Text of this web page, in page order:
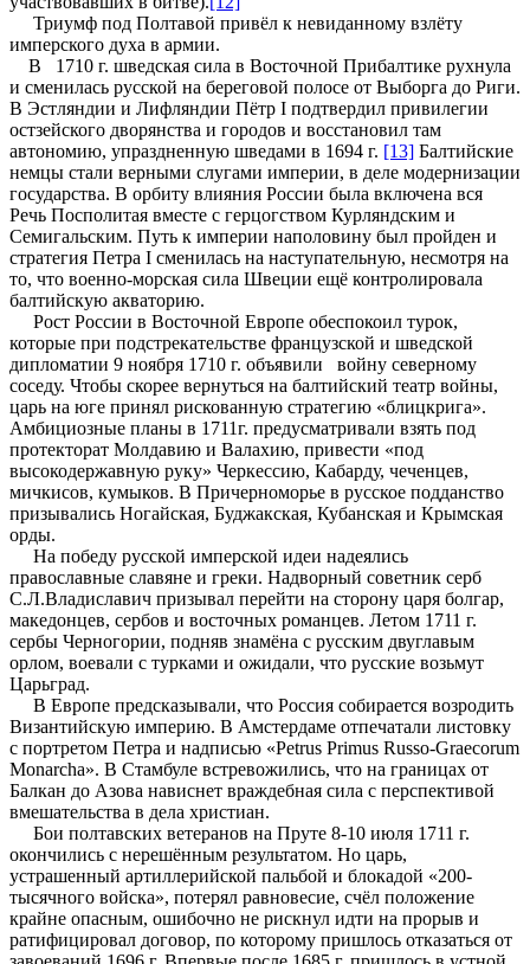
Триумф под Полтавой привёл к невиданному взлёту
имперского духа в армии.
В 1710 г. шведская сила в Восточной Прибалтике рухнула
и сменилась русской на береговой полосе от Выборга до Риги.
В Эстляндии и Лифляндии Пётр I подтвердил привилегии
остзейского дворянства и городов и восстановил там
автономию, упраздненную шведами в 1694 г. [13] Балтийские
немцы стали верными слугами империи, в деле модернизации
государства. В орбиту влияния России была включена вся
Речь Посполитая вместе с герцогством Курляндским и
Семигальским. Путь к империи наполовину был пройден и
стратегия Петра I сменилась на наступательную, несмотря на
то, что военно-морская сила Швеции ещё контролировала
балтийскую акваторию.
Рост России в Восточной Европе обеспокоил турок,
которые при подстрекательстве французской и шведской
дипломатии 9 ноября 1710 г. объявили войну северному
соседу. Чтобы скорее вернуться на балтийский театр войны,
царь на юге принял рискованную стратегию «блицкрига».
Амбициозные планы в 1711г. предусматривали взять под
протекторат Молдавию и Валахию, привести «под
высокодержавную руку» Черкессию, Кабарду, чеченцев,
мичкисов, кумыков. В Причерноморье в русское подданство
призывались Ногайская, Буджакская, Кубанская и Крымская
орды.
На победу русской имперской идеи надеялись
православные славяне и греки. Надворный советник серб
С.Л.Владиславич призывал перейти на сторону царя болгар,
македонцев, сербов и восточных романцев. Летом 1711 г.
сербы Черногории, подняв знамёна с русским двуглавым
орлом, воевали с турками и ожидали, что русские возьмут
Царьград.
В Европе предсказывали, что Россия собирается возродить
Византийскую империю. В Амстердаме отпечатали листовку
с портретом Петра и надписью «Petrus Primus Russo-Graecorum
Monarcha». В Стамбуле встревожились, что на границах от
Балкан до Азова нависнет враждебная сила с перспективой
вмешательства в дела христиан.
Бои полтавских ветеранов на Пруте 8-10 июля 1711 г.
окончились с нерешённым результатом. Но царь,
устрашенный артиллерийской пальбой и блокадой «200-
тысячного войска», потерял равновесие, счёл положение
крайне опасным, ошибочно не рискнул идти на прорыв и
ратифицировал договор, по которому пришлось отказаться от